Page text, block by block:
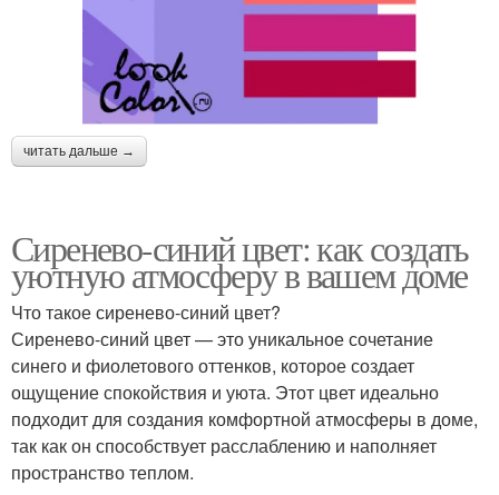
читать дальше →
Сиренево-синий цвет: как создать
уютную атмосферу в вашем доме
Что такое сиренево-синий цвет?
Сиренево-синий цвет — это уникальное сочетание
синего и фиолетового оттенков, которое создает
ощущение спокойствия и уюта. Этот цвет идеально
подходит для создания комфортной атмосферы в доме,
так как он способствует расслаблению и наполняет
пространство теплом.